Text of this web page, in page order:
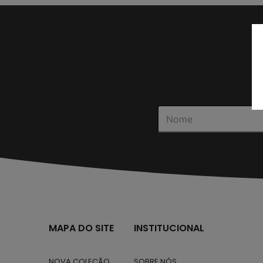
MAPA DO SITE INSTITUCIONAL